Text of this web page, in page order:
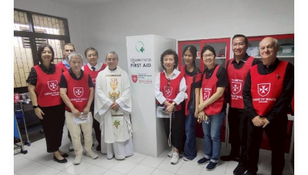
First
FIRST
AID
ROOM,
a
Room
of
Pride
and
Joy!